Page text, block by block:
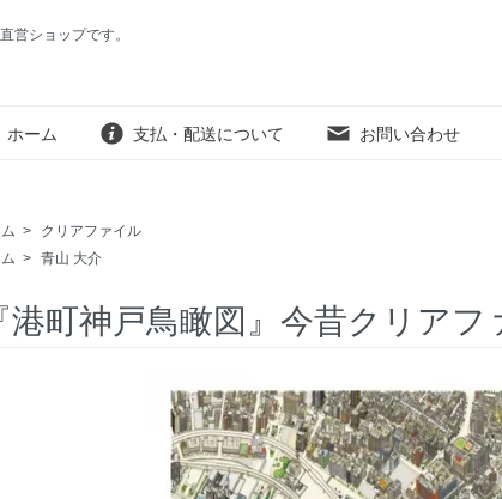
営ショップです。
ホーム 支払・配送について お問い合わせ
>
クリアファイル
> 青山 大介
港町神戸鳥瞰図』今昔クリアフ